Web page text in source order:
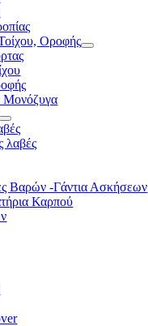
Οροφής
Μονόζυγα
λαβές
Βαρών -Γάντια Ασκήσεων
Καρπού